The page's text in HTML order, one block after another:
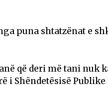
puna shtatzënat e
që deri më tani nuk
Shëndetësisë Publike